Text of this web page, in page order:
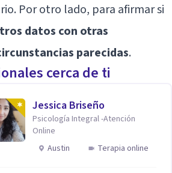
Por otro lado, para afirmar si
datos con otras
parecidas.
cerca de ti
Jessica Briseño
Psicología Integral -Atención
Online
Austin
Terapia online